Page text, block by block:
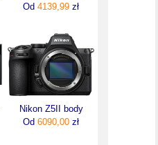
Od 4139,99 zł
Nikon Z5II body
Od 6090,00 zł